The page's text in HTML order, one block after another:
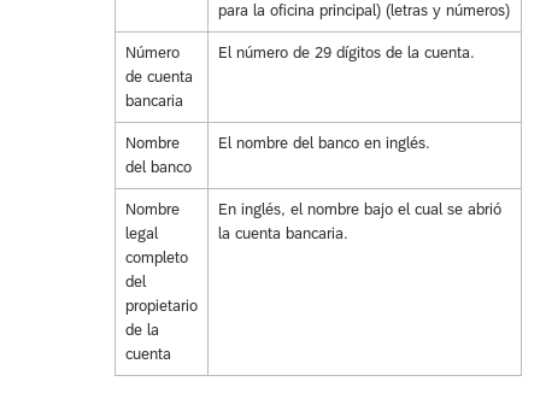
para la oficina principal) (letras y números)
Número
de cuenta
bancaria
El número de 29 dígitos de la cuenta.
Nombre
del banco
El nombre del banco en inglés.
Nombre
legal
completo
del
propietario
de la
cuenta
En inglés, el nombre bajo el cual se abrió
la cuenta bancaria.